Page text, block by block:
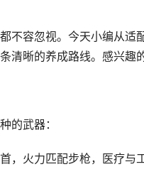
不容忽视。今天小编从适
晰的养成路线。感兴趣
的武器：
，火力匹配步枪，医疗与